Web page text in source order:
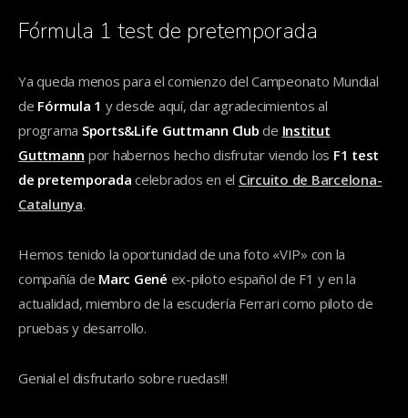
Fórmula 1 test de pretemporada
Ya queda menos para el comienzo del Campeonato Mundial
de Fórmula 1 y desde aquí, dar agradecimientos al
programa Sports&Life Guttmann Club de Institut
Guttmann por habernos hecho disfrutar viendo los F1 test
de pretemporada celebrados en el Circuito de Barcelona-
Catalunya.
Hemos tenido la oportunidad de una foto «VIP» con la
compañía de Marc Gené ex-piloto español de F1 y en la
actualidad, miembro de la escudería Ferrari como piloto de
pruebas y desarrollo.
Genial el disfrutarlo sobre ruedas!!!